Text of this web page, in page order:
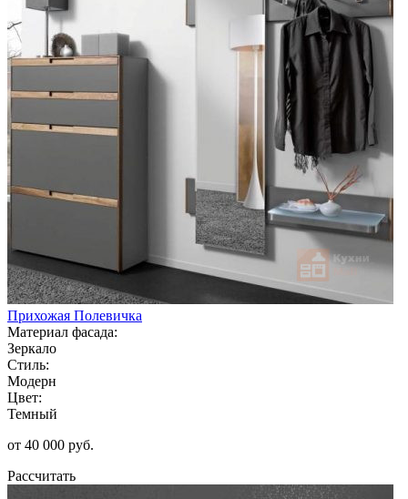
Прихожая Полевичка
Материал фасада:
Зеркало
Стиль:
Модерн
Цвет:
Темный
от 40 000 руб.
Рассчитать